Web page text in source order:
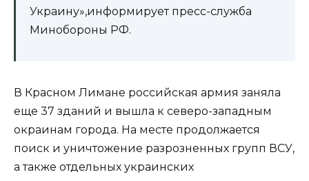
Украину»,информирует пресс-служба
Минобороны РФ.
В Красном Лимане российская армия заняла
еще 37 зданий и вышла к северо-западным
окраинам города. На месте продолжается
поиск и уничтожение разрозненных групп ВСУ,
а также отдельных украинских